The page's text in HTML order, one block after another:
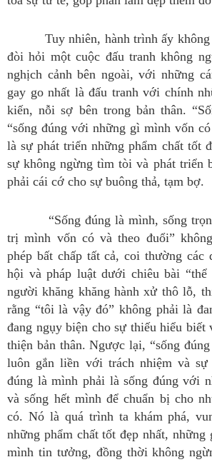
Tuy nhiên, hành trình ấy không
đòi hỏi một cuộc đấu tranh không
nghịch cảnh bên ngoài, với những
gay go nhất là đấu tranh với chính
kiến, nỗi sợ bên trong bản thân.
“sống đúng với những gì mình vốn
là sự phát triển những phẩm chất tốt
sự không ngừng tìm tòi và phát triển
phải cái cớ cho sự buông thả, tạm bợ.
“Sống đúng là mình, sống trọn
trị mình vốn có và theo đuổi”
phép bất chấp tất cả, coi thường các
hội và pháp luật dưới chiêu bài
người khăng khăng hành xử thô lỗ,
rằng “tôi là vậy đó” không phải là
đang ngụy biện cho sự thiếu hiểu biết
thiện bản thân. Ngược lại, “sống
luôn gắn liền với trách nhiệm và sự
đúng là mình phải là sống đúng với
và sống hết mình để chuẩn bị cho
có. Nó là quá trình ta khám phá,
những phẩm chất tốt đẹp nhất, những
mình tin tưởng, đồng thời không